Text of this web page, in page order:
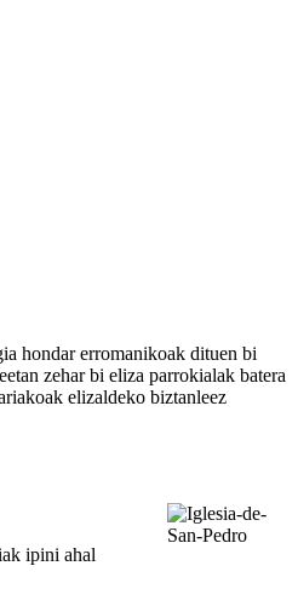
hondar erromanikoak dituen bi
zehar bi eliza parrokialak batera
elizaldeko biztanleez
ipini ahal